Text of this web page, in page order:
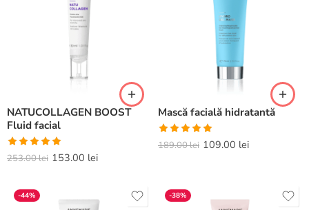
NATUCOLLAGEN BOOST
Fluid facial
Evaluat la
253.00lei 153.00 lei
Mască facială hidratantă
Evaluat la
189.00lei 109.00 lei
-44% -38%